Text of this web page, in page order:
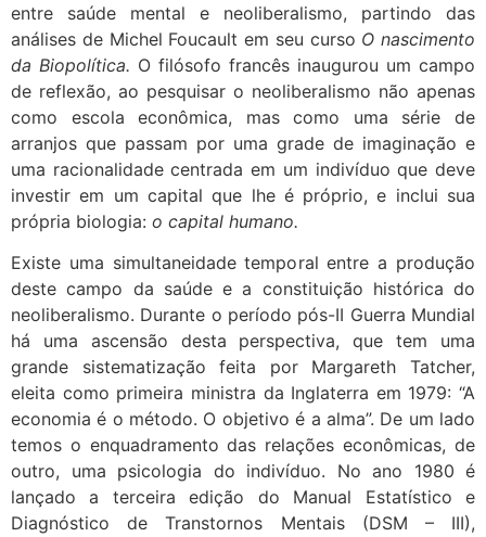
entre saúde mental e neoliberalismo, partindo das
análises de Michel Foucault em seu curso O nascimento
da Biopolítica. O filósofo francês inaugurou um campo
de reflexão, ao pesquisar o neoliberalismo não apenas
como escola econômica, mas como uma série de
arranjos que passam por uma grade de imaginação e
uma racionalidade centrada em um indivíduo que deve
investir em um capital que lhe é próprio, e inclui sua
própria biologia: o capital humano.
Existe uma simultaneidade temporal entre a produção
deste campo da saúde e a constituição histórica do
neoliberalismo. Durante o período pós-II Guerra Mundial
há uma ascensão desta perspectiva, que tem uma
grande sistematização feita por Margareth Tatcher,
eleita como primeira ministra da Inglaterra em 1979: “A
economia é o método. O objetivo é a alma”. De um lado
temos o enquadramento das relações econômicas, de
outro, uma psicologia do indivíduo. No ano 1980 é
lançado a terceira edição do Manual Estatístico e
Diagnóstico de Transtornos Mentais (DSM – III),